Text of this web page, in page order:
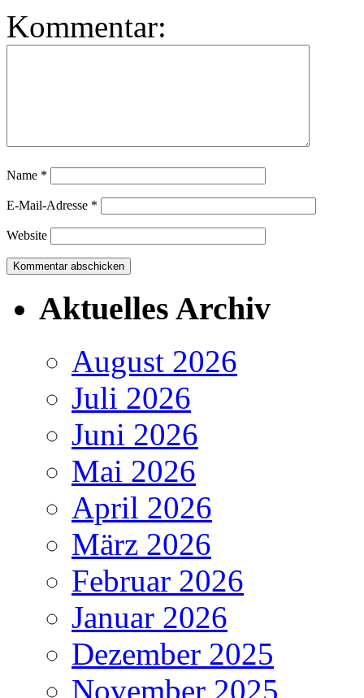
Kommentar:
Name *
E-Mail-Adresse *
Website
Aktuelles Archiv
August 2026
Juli 2026
Juni 2026
Mai 2026
April 2026
März 2026
Februar 2026
Januar 2026
Dezember 2025
November 2025